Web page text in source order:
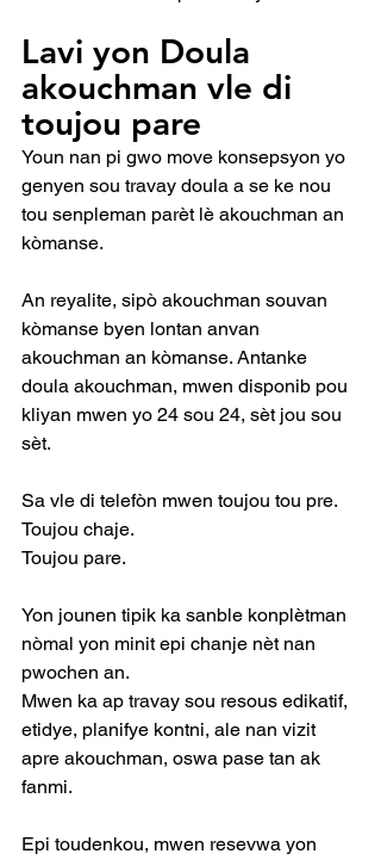
Lavi yon Doula
akouchman vle di
toujou pare
Youn nan pi gwo move konsepsyon yo
genyen sou travay doula a se ke nou
tou senpleman parèt lè akouchman an
kòmanse.
An reyalite, sipò akouchman souvan
kòmanse byen lontan anvan
akouchman an kòmanse. Antanke
doula akouchman, mwen disponib pou
kliyan mwen yo 24 sou 24, sèt jou sou
sèt.
Sa vle di telefòn mwen toujou tou pre.
Toujou chaje.
Toujou pare.
Yon jounen tipik ka sanble konplètman
nòmal yon minit epi chanje nèt nan
pwochen an.
Mwen ka ap travay sou resous edikatif,
etidye, planifye kontni, ale nan vizit
apre akouchman, oswa pase tan ak
fanmi.
Epi toudenkou, mwen resevwa yon